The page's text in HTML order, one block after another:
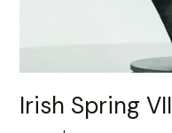
Irish Spring VII